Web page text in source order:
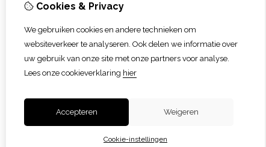
Cookies & Privacy
We gebruiken cookies en andere technieken om
websiteverkeer te analyseren. Ook delen we informatie over
uw gebruik van onze site met onze partners voor analyse.
Lees onze cookieverklaring hier
Accepteren Weigeren
Cookie-instellingen